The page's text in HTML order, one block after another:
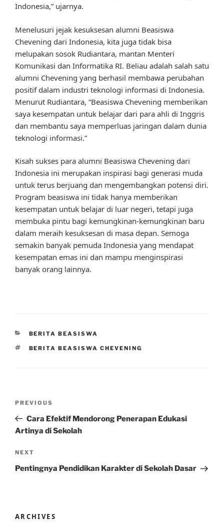
Indonesia,” ujarnya.
Menelusuri jejak kesuksesan alumni Beasiswa
Chevening dari Indonesia, kita juga tidak bisa
melupakan sosok Rudiantara, mantan Menteri
Komunikasi dan Informatika RI. Beliau adalah salah satu
alumni Chevening yang berhasil membawa perubahan
positif dalam industri teknologi informasi di Indonesia.
Menurut Rudiantara, “Beasiswa Chevening memberikan
saya kesempatan untuk belajar dari para ahli di Inggris
dan membantu saya memperluas jaringan dalam dunia
teknologi informasi.”
Kisah sukses para alumni Beasiswa Chevening dari
Indonesia ini merupakan inspirasi bagi generasi muda
untuk terus berjuang dan mengembangkan potensi diri.
Program beasiswa ini tidak hanya memberikan
kesempatan untuk belajar di luar negeri, tetapi juga
membuka pintu bagi kemungkinan-kemungkinan baru
dalam meraih kesuksesan di masa depan. Semoga
semakin banyak pemuda Indonesia yang mendapat
kesempatan emas ini dan mampu menginspirasi
banyak orang lainnya.
CATEGORIES
BERITA BEASISWA
TAGS
BERITA BEASISWA CHEVENING
Previous
Post
PREVIOUS
Cara Efektif Mendorong Penerapan Edukasi
Artinya di Sekolah
Next
Post
NEXT
Pentingnya Pendidikan Karakter di Sekolah Dasar
ARCHIVES